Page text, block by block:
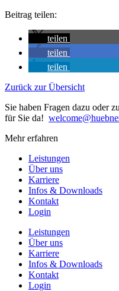
Beitrag teilen:
teilen
teilen
teilen
Zurück zur Übersicht
Sie haben Fragen dazu oder
für Sie da!
Mehr erfahren
Leistungen
Über uns
Karriere
Infos & Downloads
Kontakt
Login
Leistungen
Über uns
Karriere
Infos & Downloads
Kontakt
Login